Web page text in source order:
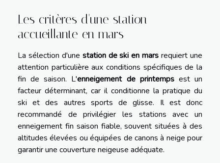
Les critères d'une station
accueillante en mars
La sélection d'une station de ski en mars requiert une
attention particulière aux conditions spécifiques de la
fin de saison. L'enneigement de printempsest un
facteur déterminant, car il conditionne la pratique du
ski et des autres sports de glisse. Il est donc
recommandé de privilégier les stations avec un
enneigement fin saison fiable, souvent situées à des
altitudes élevées ou équipées de canons à neige pour
garantir une couverture neigeuse adéquate.